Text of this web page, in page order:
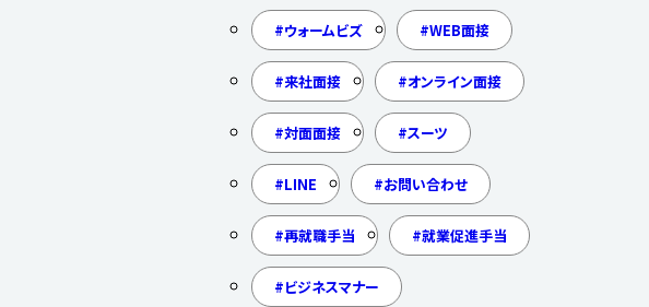
ウォームビズ WEB面接
来社面接 オンライン面接
対面面接 スーツ
LINE お問い合わせ
再就職手当 就業促進手当
ビジネスマナー